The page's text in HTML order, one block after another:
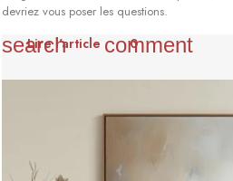
devriez vous poser les questions.
search
Lire l'article comment
0